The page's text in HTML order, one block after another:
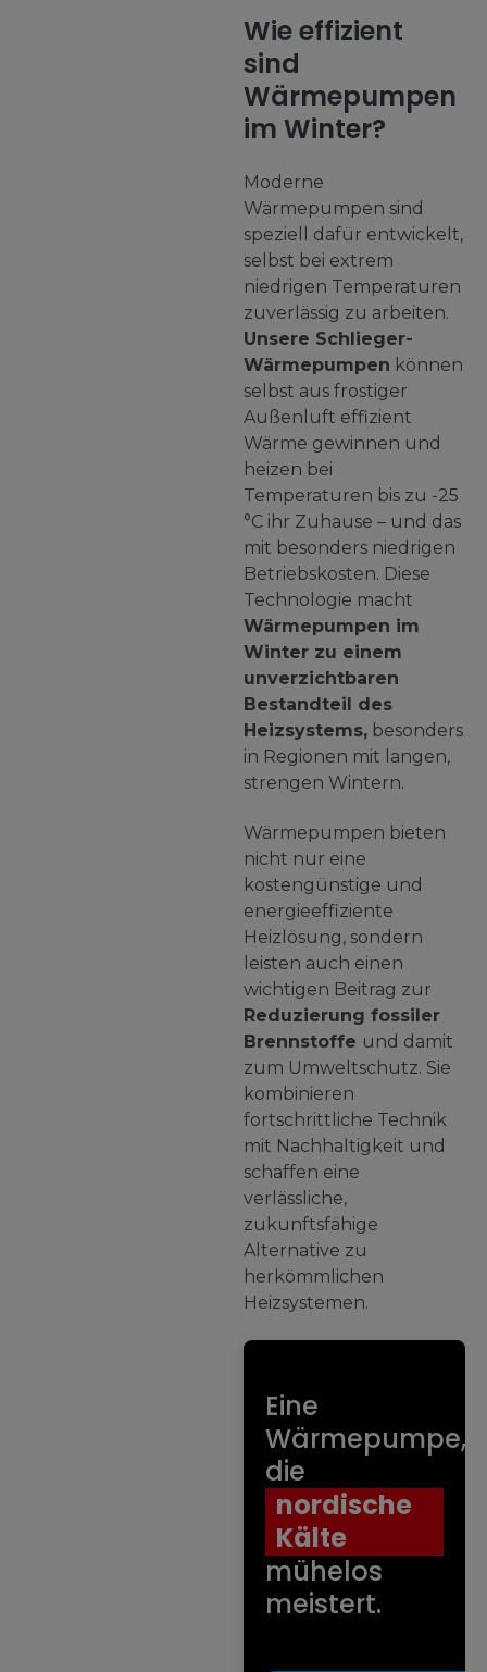
Wie effizient
sind
Wärmepumpen
im Winter?
Moderne
Wärmepumpen sind
speziell dafür entwickelt,
selbst bei extrem
niedrigen Temperaturen
zuverlässig zu arbeiten.
Unsere Schlieger-
Wärmepumpen können
selbst aus frostiger
Außenluft effizient
Wärme gewinnen und
heizen bei
Temperaturen bis zu -25
°C ihr Zuhause – und das
mit besonders niedrigen
Betriebskosten. Diese
Technologie macht
Wärmepumpen im
Winter zu einem
unverzichtbaren
Bestandteil des
Heizsystems, besonders
in Regionen mit langen,
strengen Wintern.
Wärmepumpen bieten
nicht nur eine
kostengünstige und
energieeffiziente
Heizlösung, sondern
leisten auch einen
wichtigen Beitrag zur
Reduzierung fossiler
Brennstoffe und damit
zum Umweltschutz. Sie
kombinieren
fortschrittliche Technik
mit Nachhaltigkeit und
schaffen eine
verlässliche,
zukunftsfähige
Alternative zu
herkömmlichen
Heizsystemen.
Eine
Wärmepumpe,
die
nordische
Kälte
mühelos
meistert.